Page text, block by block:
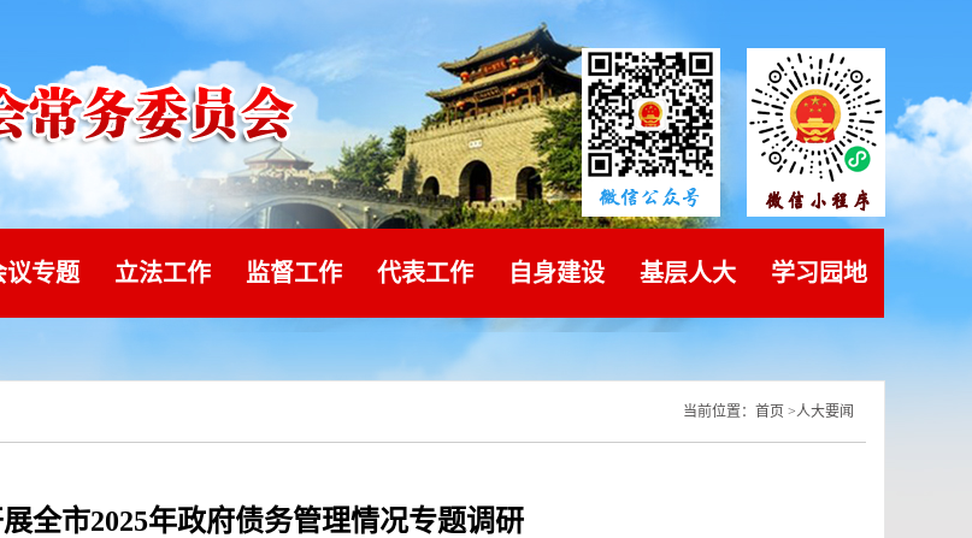
议专题 立法工作 监督工作 代表工作 自身建设 基层人大 学习园地
当前位置： 首页 >人大要闻
全市2025年政府债务管理情况专题调研